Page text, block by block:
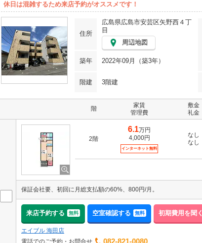
休日は混雑するため来店予約がオススメです！
住所
広島県広島市安芸区矢野西４丁
目
周辺地図
築年 2022年09月（築3年）
階建 3階建
階
家賃
管理費
敷金
礼金
2階
6.1万円
4,000円
インターネット無料
なし
なし
保証会社要、初回に月総支払額の60%、800円/月。
来店予約する 無料 空室確認する 無料 初期費用を聞く
エイブル 海田店